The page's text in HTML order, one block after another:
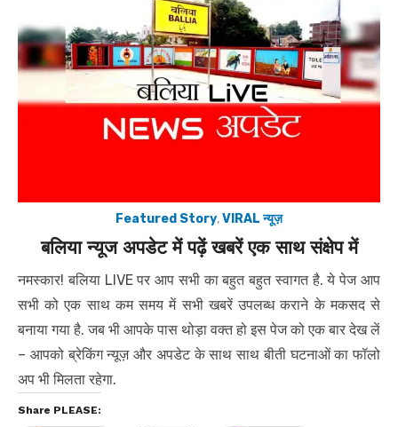
Featured Story,VIRAL न्यूज़
बलिया न्यूज अपडेट में पढ़ें खबरें एक साथ संक्षेप में
नमस्कार! बलिया LIVE पर आप सभी का बहुत बहुत स्वागत है. ये पेज आप
सभी को एक साथ कम समय में सभी खबरें उपलब्ध कराने के मकसद से
बनाया गया है. जब भी आपके पास थोड़ा वक्त हो इस पेज को एक बार देख लें
– आपको ब्रेकिंग न्यूज़ और अपडेट के साथ साथ बीती घटनाओं का फॉलो
अप भी मिलता रहेगा.
Share PLEASE: